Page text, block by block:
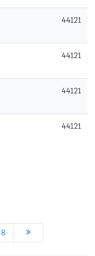
44121
44121
44121
44121
8